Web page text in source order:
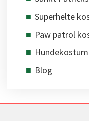
Superhelte
Paw patrol
Blog